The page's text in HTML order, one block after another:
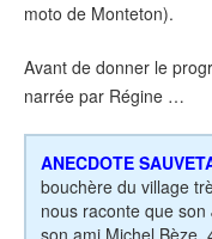
moto de Monteton).
Avant de donner le
narrée par Régine …
ANECDOTE
bouchère du village
nous raconte que